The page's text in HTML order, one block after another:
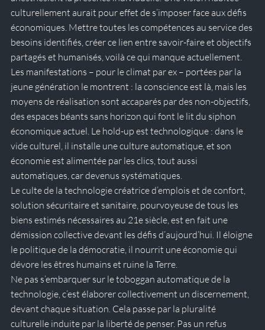
culturellement aurait pour effet de s’imposer face aux défis
économiques. Mettre toutes les compétences au service des
besoins identifiés, créer ce lien entre savoir-faire et objectifs
partagés et humanisés, voilà ce qui manque actuellement.
Les manifestations – pour le climat par ex – portées par la
jeune génération le montrent : la conscience est là, mais les
moyens de réalisation sont accaparés par des non-objectifs,
des espaces béants sans horizon qui font le lit du siphon
économique actuel. Le hold-up est technologique : dans le
vide culturel, il installe une culture automatique, et son
économie est alimentée par les clics, tout aussi
automatiques, car devenus systématiques.
Le culte de la technologie créatrice d’emplois et de confort,
solution sécuritaire et sanitaire, pourvoyeuse de tous les
biens estimés nécessaires au 21e siècle, est en fait une
démission collective devant les défis d’aujourd’hui. Il éloigne
le politique de la démocratie, il nourrit une économie qui
dévore les êtres humains et ruine la Terre.
Ne pas s’embarquer sur le toboggan automatique de la
technologie, c’est élaborer collectivement un discernement,
devant chaque situation. Cela passe par la pluralité
culturelle induite par la liberté de penser. Pas un refus